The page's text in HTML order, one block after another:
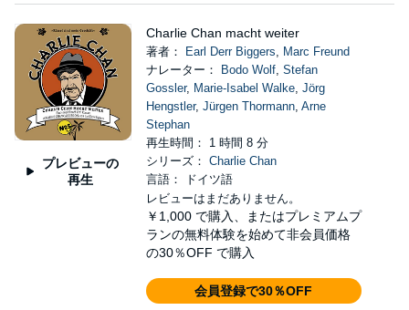
プレビューの
再生
Charlie Chan macht weiter
著者： Earl Derr Biggers, Marc Freund
ナレーター：
Bodo Wolf, Stefan
Gossler, Marie-Isabel Walke, Jörg
Hengstler, Jürgen Thormann, Arne
Stephan
再生時間： 1 時間 8 分
シリーズ： Charlie Chan
言語： ドイツ語
レビューはまだありません。
￥1,000 で購入、またはプレミアムプ
ランの無料体験を始めて非会員価格
の30％OFF で購入
会員登録で30％OFF